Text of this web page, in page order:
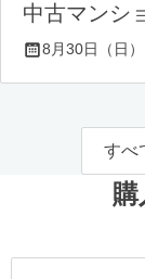
中古マンシ
8月30日（日
すべ
購